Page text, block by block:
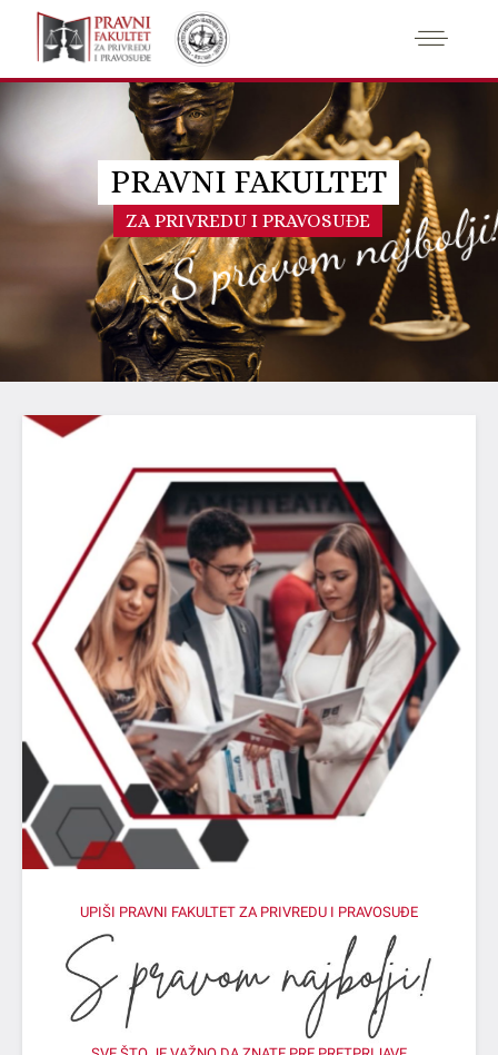
PRAVNI FAKULTET
ZA PRIVREDU I PRAVOSUĐE
S pravom
UPIŠI PRAVNI FAKULTET ZA PRIVREDU I PRAVOSUĐE